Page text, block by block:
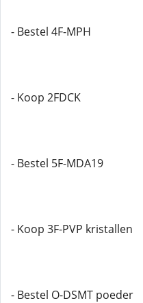
- Bestel 4F-MPH
- Koop 2FDCK
- Bestel 5F-MDA19
- Koop 3F-PVP kristallen
- Bestel O-DSMT poeder